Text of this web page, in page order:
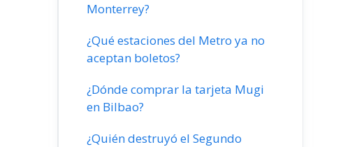
Monterrey?
¿Qué estaciones del Metro ya no
aceptan boletos?
¿Dónde comprar la tarjeta Mugi
en Bilbao?
¿Quién destruyó el Segundo